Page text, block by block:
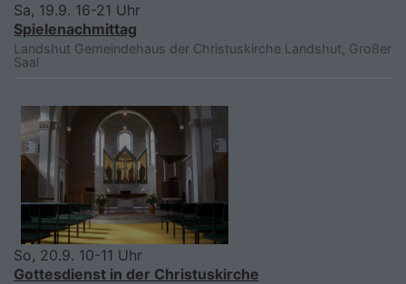
Sa, 19.9. 16-21 Uhr
Spielenachmittag
Landshut Gemeindehaus der Christuskirche Landshut, Großer
Saal
So, 20.9. 10-11 Uhr
Gottesdienst in der Christuskirche